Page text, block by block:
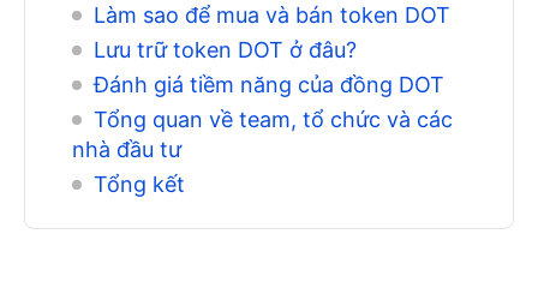
Làm sao để mua và bán token DOT
Lưu trữ token DOT ở đâu?
Đánh giá tiềm năng của đồng DOT
Tổng quan về team, tổ chức và các
nhà đầu tư
Tổng kết